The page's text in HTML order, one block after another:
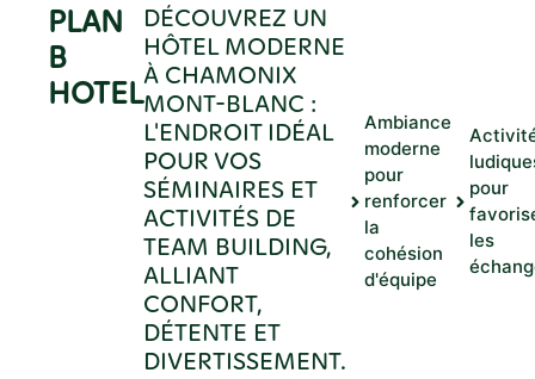
PLAN
B
HOTEL
DÉCOUVREZ UN
HÔTEL MODERNE
À CHAMONIX
MONT-BLANC :
L'ENDROIT IDÉAL
POUR VOS
SÉMINAIRES ET
ACTIVITÉS DE
TEAM BUILDING,
ALLIANT
CONFORT,
DÉTENTE ET
DIVERTISSEMENT.
Ambiance
moderne
pour
renforcer
la
cohésion
d'équipe
pour
les